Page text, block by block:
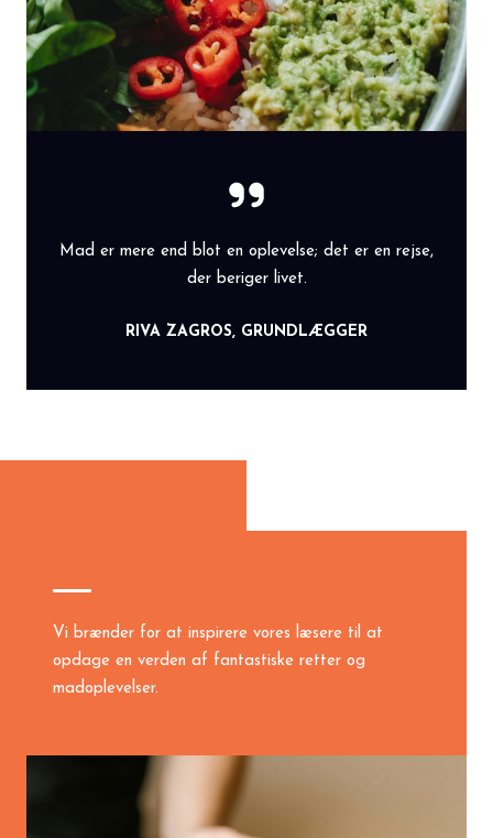
Mad er mere end blot en oplevelse; det er en rejse,
der beriger livet.
RIVA ZAGROS, GRUNDLÆGGER
Vi brænder for at inspirere vores læsere til at
opdage en verden af fantastiske retter og
madoplevelser.